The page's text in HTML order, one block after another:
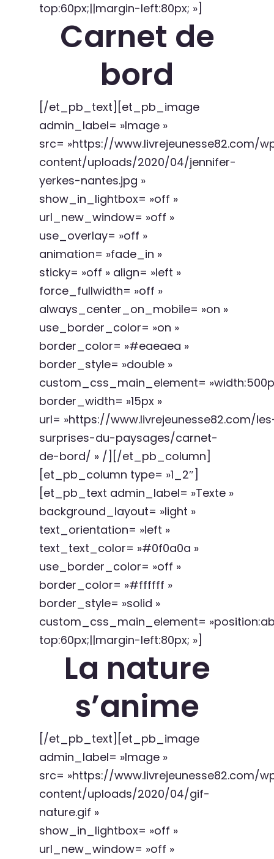
top:60px;||margin-left:80px; »]
Carnet de
bord
[/et_pb_text][et_pb_image
admin_label= »Image »
src= »https://www.livrejeunesse82.com/
content/uploads/2020/04/jennifer-
yerkes-nantes.jpg »
show_in_lightbox= »off »
url_new_window= »off »
use_overlay= »off »
animation= »fade_in »
sticky= »off » align= »left »
force_fullwidth= »off »
always_center_on_mobile= »on »
use_border_color= »on »
border_color= »#eaeaea »
border_style= »double »
custom_css_main_element=
border_width= »15px »
url= »https://www.livrejeunesse82.com/
surprises-du-paysages/carnet-
de-bord/ » /][/et_pb_column]
[et_pb_column type= »1_2″]
[et_pb_text admin_label= »Texte »
background_layout= »light »
text_orientation= »left »
text_text_color= »#0f0a0a »
use_border_color= »off »
border_color= »#ffffff »
border_style= »solid »
custom_css_main_element=
top:60px;||margin-left:80px; »]
La nature
s’anime
[/et_pb_text][et_pb_image
admin_label= »Image »
src= »https://www.livrejeunesse82.com/
content/uploads/2020/04/gif-
nature.gif »
show_in_lightbox= »off »
url_new_window= »off »